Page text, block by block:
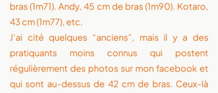
bras (1m71). Andy, 45 cm de bras (1m90). Kotaro,
43 cm (1m77), etc.
J’ai cité quelques “anciens”, mais il y a des
pratiquants moins connus qui postent
régulièrement des photos sur mon facebook et
qui sont au-dessus de 42 cm de bras. Ceux-là